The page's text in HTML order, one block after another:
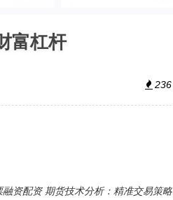
富杠杆
236
融资配资 期货技术分析：精准交易策略